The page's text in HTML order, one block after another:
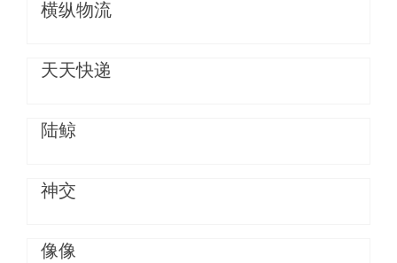
横纵物流
天天快递
陆鲸
神交
像像